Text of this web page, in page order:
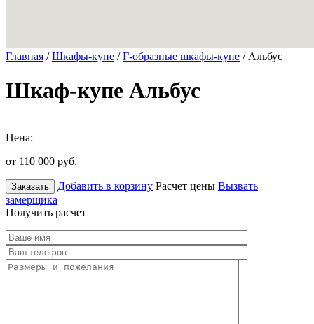
Главная /Шкафы-купе /Г-образные шкафы-купе / Альбус
Шкаф-купе Альбус
Цена:
от 110 000 руб.
Заказать Добавить в корзину Расчет цены Вызвать
замерщика
Получить расчет